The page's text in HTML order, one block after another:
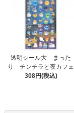
透明シール大 まった
り チンチラと夜カフェ
308円(税込)